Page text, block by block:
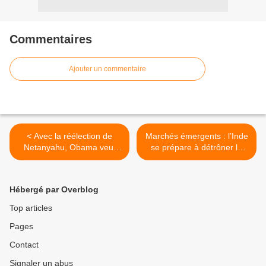
Commentaires
Ajouter un commentaire
< Avec la réélection de
Netanyahu, Obama veut
reconsidérer les relations
Marchés émergents : l’Inde
se prépare à détrôner la
Chine >
Hébergé par Overblog
Top articles
Pages
Contact
Signaler un abus